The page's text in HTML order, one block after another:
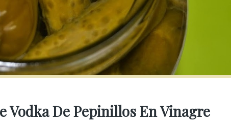
Vodka De Pepinillos En Vinagre